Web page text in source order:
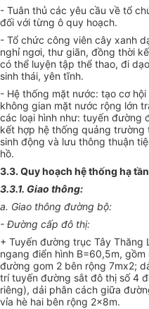
- Tuân thủ các yêu cầu về tổ
đối với từng ô quy hoạch.
- Tổ chức công viên cây xanh
nghỉ ngơi, thư giãn, đồng thời
có thể luyện tập thể thao, đi
sinh thái, yên tĩnh.
- Hệ thống mặt nước: tạo cơ
không gian mặt nước rộng lớn
các loại hình như: tuyến đường
kết hợp hệ thống quảng
sinh động và lưu thông thuận
hồ.
3.3. Quy hoạch hệ thống hạ
3.3.1. Giao thông:
a. Giao thông đường bộ:
- Đường cấp đô thị:
+ Tuyến đường trục Tây
ngang điển hình B=60,5m,
đường gom 2 bên rộng 7mx2;
trí tuyến đường sắt đô thị số 4
riêng), dải phân cách giữa
vỉa hè hai bên rộng 2x8m.